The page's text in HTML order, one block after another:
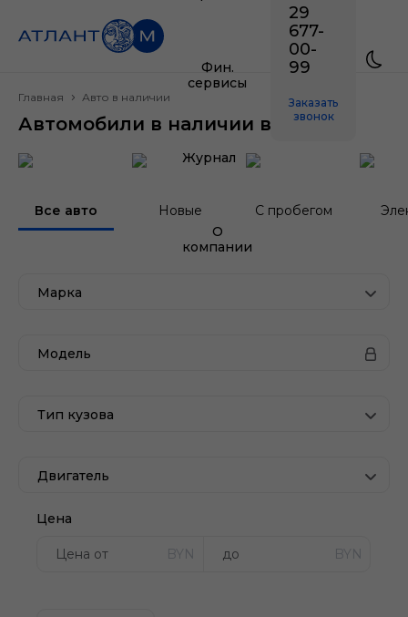
Фин.
сервисы
Журнал
О
компании
29
677-
00-
99
Заказать
звонок
Главная Авто в наличии
Автомобили в наличии в Минске
Все авто Новые С пробегом
Марка
Модель
Тип кузова
Двигатель
Цена
BYN BYN